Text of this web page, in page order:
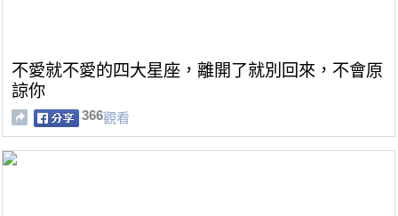
不愛就不愛的四大星座，離開了就別回來，不會原
諒你
366觀看